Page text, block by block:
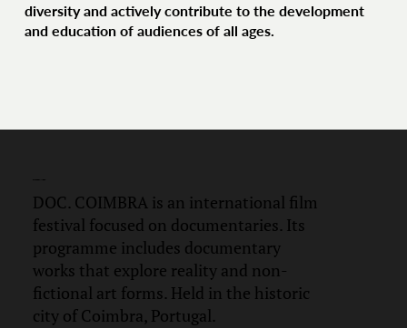
diversity and actively contribute to the development
and education of audiences of all ages.
DOC. COIMBRA is an international film
festival focused on documentaries. Its
programme includes documentary
works that explore reality and non-
fictional art forms. Held in the historic
city of Coimbra, Portugal.